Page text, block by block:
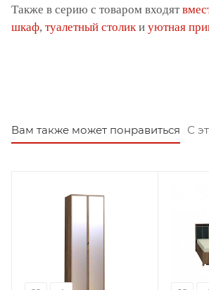
Также в серию с товаром входят
шкаф, туалетный столик и уютная
Вам также может понравиться С